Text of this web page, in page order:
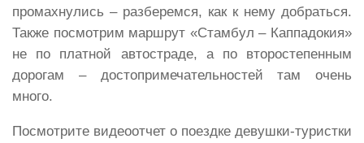
промахнулись – разберемся, как к нему добраться.
Также посмотрим маршрут «Стамбул – Каппадокия»
не по платной автостраде, а по второстепенным
дорогам – достопримечательностей там очень
много.
Посмотрите видеоотчет о поездке девушки-туристки